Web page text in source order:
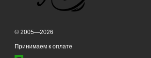
© 2005—2026
Принимаем к оплате